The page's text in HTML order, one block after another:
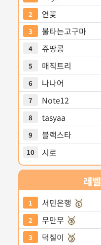
2 연꽃
3 불타는고구마
4 쥬땅콩
5 매직트리
6 나나어
7 Note12
8 tasyaa
9 블랙스타
10 시로
레벨
1 서민은행 🥇
2 무만무 🥈
3 덕칠이 🥉